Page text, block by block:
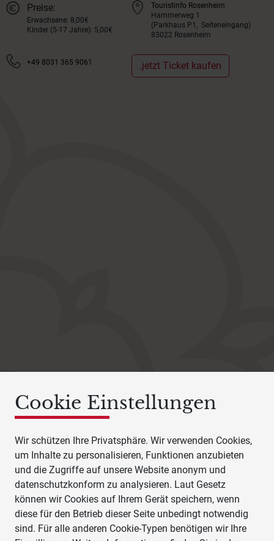
Preise:
Erwachsene: 8,00€
Kinder (5-17 Jahre): 5,00€
Touristinfo Rosenheim
Hammerweg 1
(Parkhaus P1, Seiteneingang)
83022 Rosenheim
+49 8031 365 9061 .jetzt Ticket kaufen
Cookie Einstellungen
Wir schützen Ihre Privatsphäre. Wir verwenden Cookies,
um Inhalte zu personalisieren, Funktionen anzubieten
und die Zugriffe auf unsere Website anonym und
datenschutzkonform zu analysieren. Laut Gesetz
können wir Cookies auf Ihrem Gerät speichern, wenn
diese für den Betrieb dieser Seite unbedingt notwendig
sind. Für alle anderen Cookie-Typen benötigen wir Ihre